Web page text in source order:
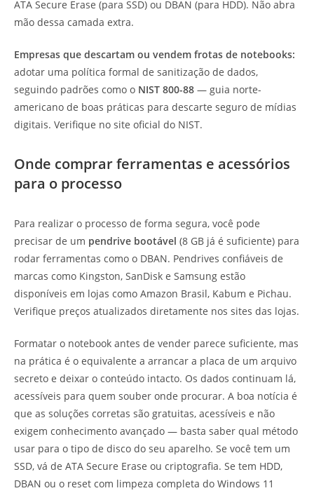
ATA Secure Erase (para SSD) ou DBAN (para HDD). Não abra
mão dessa camada extra.
Empresas que descartam ou vendem frotas de notebooks:
adotar uma política formal de sanitização de dados,
seguindo padrões como o NIST 800-88 — guia norte-
americano de boas práticas para descarte seguro de mídias
digitais. Verifique no site oficial do NIST.
Onde comprar ferramentas e acessórios
para o processo
Para realizar o processo de forma segura, você pode
precisar de um pendrive bootável (8 GB já é suficiente) para
rodar ferramentas como o DBAN. Pendrives confiáveis de
marcas como Kingston, SanDisk e Samsung estão
disponíveis em lojas como Amazon Brasil, Kabum e Pichau.
Verifique preços atualizados diretamente nos sites das lojas.
Formatar o notebook antes de vender parece suficiente, mas
na prática é o equivalente a arrancar a placa de um arquivo
secreto e deixar o conteúdo intacto. Os dados continuam lá,
acessíveis para quem souber onde procurar. A boa notícia é
que as soluções corretas são gratuitas, acessíveis e não
exigem conhecimento avançado — basta saber qual método
usar para o tipo de disco do seu aparelho. Se você tem um
SSD, vá de ATA Secure Erase ou criptografia. Se tem HDD,
DBAN ou o reset com limpeza completa do Windows 11